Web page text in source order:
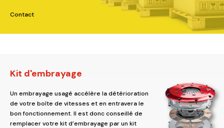
Contact
Kit d'embrayage
Un embrayage usagé accélère la détérioration
de votre boîte de vitesses et en entravera le
bon fonctionnement. Il est donc conseillé de
remplacer votre kit d’embrayage par un kit